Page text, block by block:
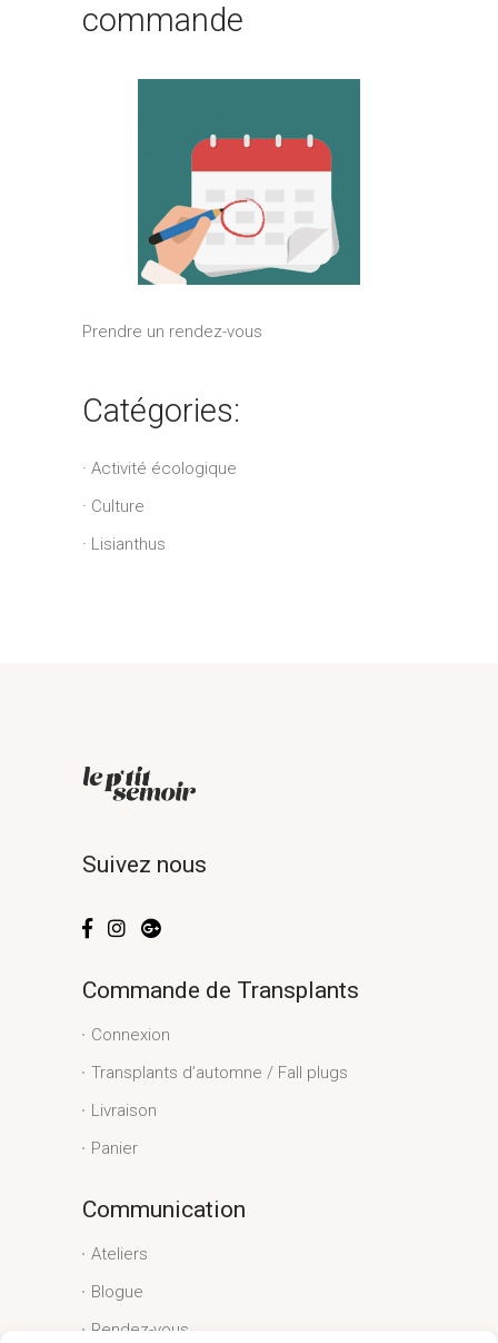
commande
Prendre un rendez-vous
Catégories:
Activité écologique
Culture
Lisianthus
Suivez nous
Commande de Transplants
Connexion
Transplants d’automne / Fall plugs
Livraison
Panier
Communication
Ateliers
Blogue
Rendez-vous